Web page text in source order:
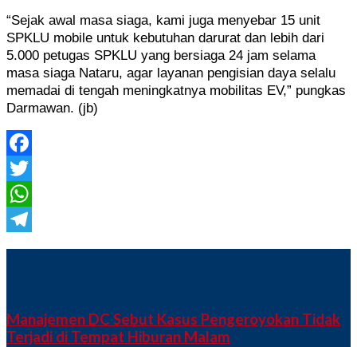
“Sejak awal masa siaga, kami juga menyebar 15 unit
SPKLU mobile untuk kebutuhan darurat dan lebih dari
5.000 petugas SPKLU yang bersiaga 24 jam selama
masa siaga Nataru, agar layanan pengisian daya selalu
memadai di tengah meningkatnya mobilitas EV,” pungkas
Darmawan. (jb)
Facebook
Twitter
WhatsApp
Manajemen DC Sebut Kasus Pengeroyokan Tidak
Terjadi di Tempat Hiburan Malam